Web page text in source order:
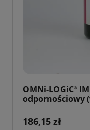
OMNi-LOGiC®
odpornościowy
186,15 zł